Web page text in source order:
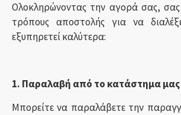
Ολοκληρώνοντας την αγορά σας,
τρόπους αποστολής για να
εξυπηρετεί καλύτερα:
1. Παραλαβή από το κατάστημα μας
Μπορείτε να παραλάβετε την